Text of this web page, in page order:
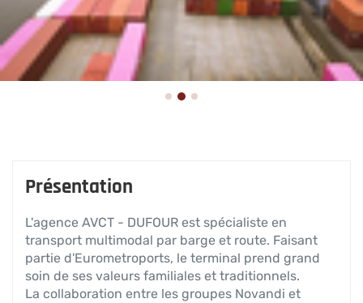
Présentation
L'agence AVCT - DUFOUR est spécialiste en
transport multimodal par barge et route. Faisant
partie d'Eurometroports, le terminal prend grand
soin de ses valeurs familiales et traditionnels.
La collaboration entre les groupes Novandi et